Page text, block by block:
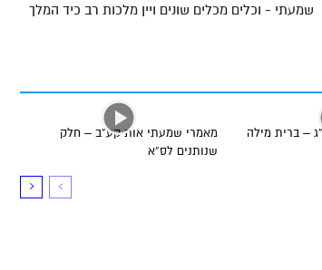
שמעתי - וכלים מכלים שונים ויין מלכות רב כיד המלך
מאמרי שמעתי אות קע”ב – חלק
שנותנים לס”א
– ברית מילה